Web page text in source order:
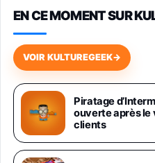
648,63€834,71€
Samsung Galaxy
Android 5G avec
Chargeur Secteur
Smartphone
1019€
EN CE MOMENT SUR
VOIR KULTUREGEEK→
Piratage
ouverte après le
clients